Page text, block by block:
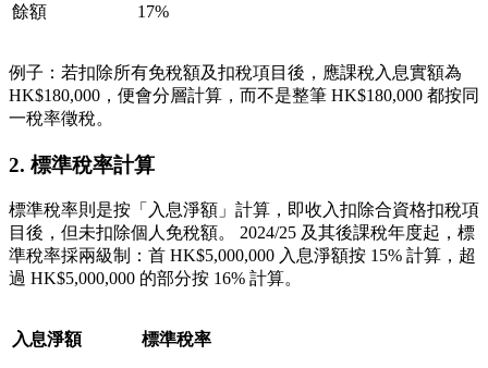
餘額 17%
例子：若扣除所有免稅額及扣稅項目後，應課稅入息實額為
HK$180,000，便會分層計算，而不是整筆 HK$180,000 都按同
一稅率徵稅。
2. 標準稅率計算
標準稅率則是按「入息淨額」計算，即收入扣除合資格扣稅項
目後，但未扣除個人免稅額。 2024/25 及其後課稅年度起，標
準稅率採兩級制：首 HK$5,000,000 入息淨額按 15% 計算，超
過 HK$5,000,000 的部分按 16% 計算。
入息淨額 標準稅率